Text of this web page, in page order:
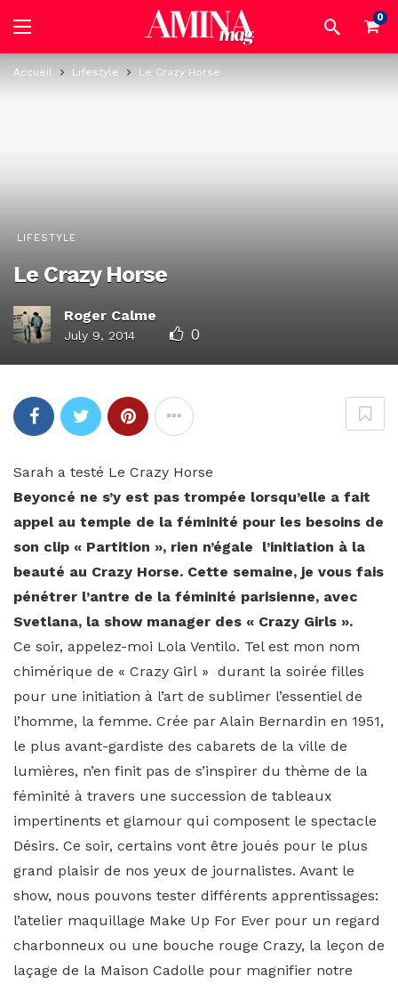
0
Accueil Lifestyle Le Crazy Horse
LIFESTYLE
Le Crazy Horse
Roger Calme
July 9, 2014 0
Sarah a testé Le Crazy Horse
Beyoncé ne s’y est pas trompée lorsqu’elle a fait
appel au temple de la féminité pour les besoins de
son clip « Partition », rien n’égale l’initiation à la
beauté au Crazy Horse. Cette semaine, je vous fais
pénétrer l’antre de la féminité parisienne, avec
Svetlana, la show manager des « Crazy Girls ».
Ce soir, appelez-moi Lola Ventilo. Tel est mon nom
chimérique de « Crazy Girl » durant la soirée filles
pour une initiation à l’art de sublimer l’essentiel de
l’homme, la femme. Crée par Alain Bernardin en 1951,
le plus avant-gardiste des cabarets de la ville de
lumières, n’en finit pas de s’inspirer du thème de la
féminité à travers une succession de tableaux
impertinents et glamour qui composent le spectacle
Désirs. Ce soir, certains vont être joués pour le plus
grand plaisir de nos yeux de journalistes. Avant le
show, nous pouvons tester différents apprentissages:
l’atelier maquillage Make Up For Ever pour un regard
charbonneux ou une bouche rouge Crazy, la leçon de
laçage de la Maison Cadolle pour magnifier notre